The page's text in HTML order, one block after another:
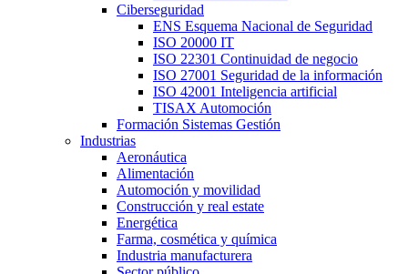
Ciberseguridad
ENS Esquema Nacional de Seguridad
ISO 20000 IT
ISO 22301 Continuidad de negocio
ISO 27001 Seguridad de la información
ISO 42001 Inteligencia artificial
TISAX Automoción
Formación Sistemas Gestión
Industrias
Aeronáutica
Alimentación
Automoción y movilidad
Construcción y real estate
Energética
Farma, cosmética y química
Industria manufacturera